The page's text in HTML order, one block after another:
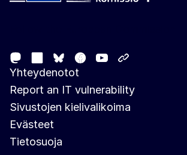
MastodonLinkedIn
Bluesky
Facebook
Youtube
Yhteydenotot
Report an IT vulnerability
Sivustojen kielivalikoima
Evästeet
Tietosuoja